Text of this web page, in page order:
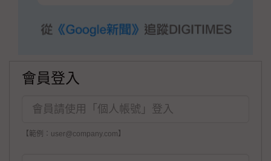
會員登入
【範例：user@company.com】